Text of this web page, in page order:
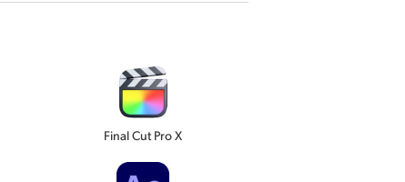
Final Cut Pro X